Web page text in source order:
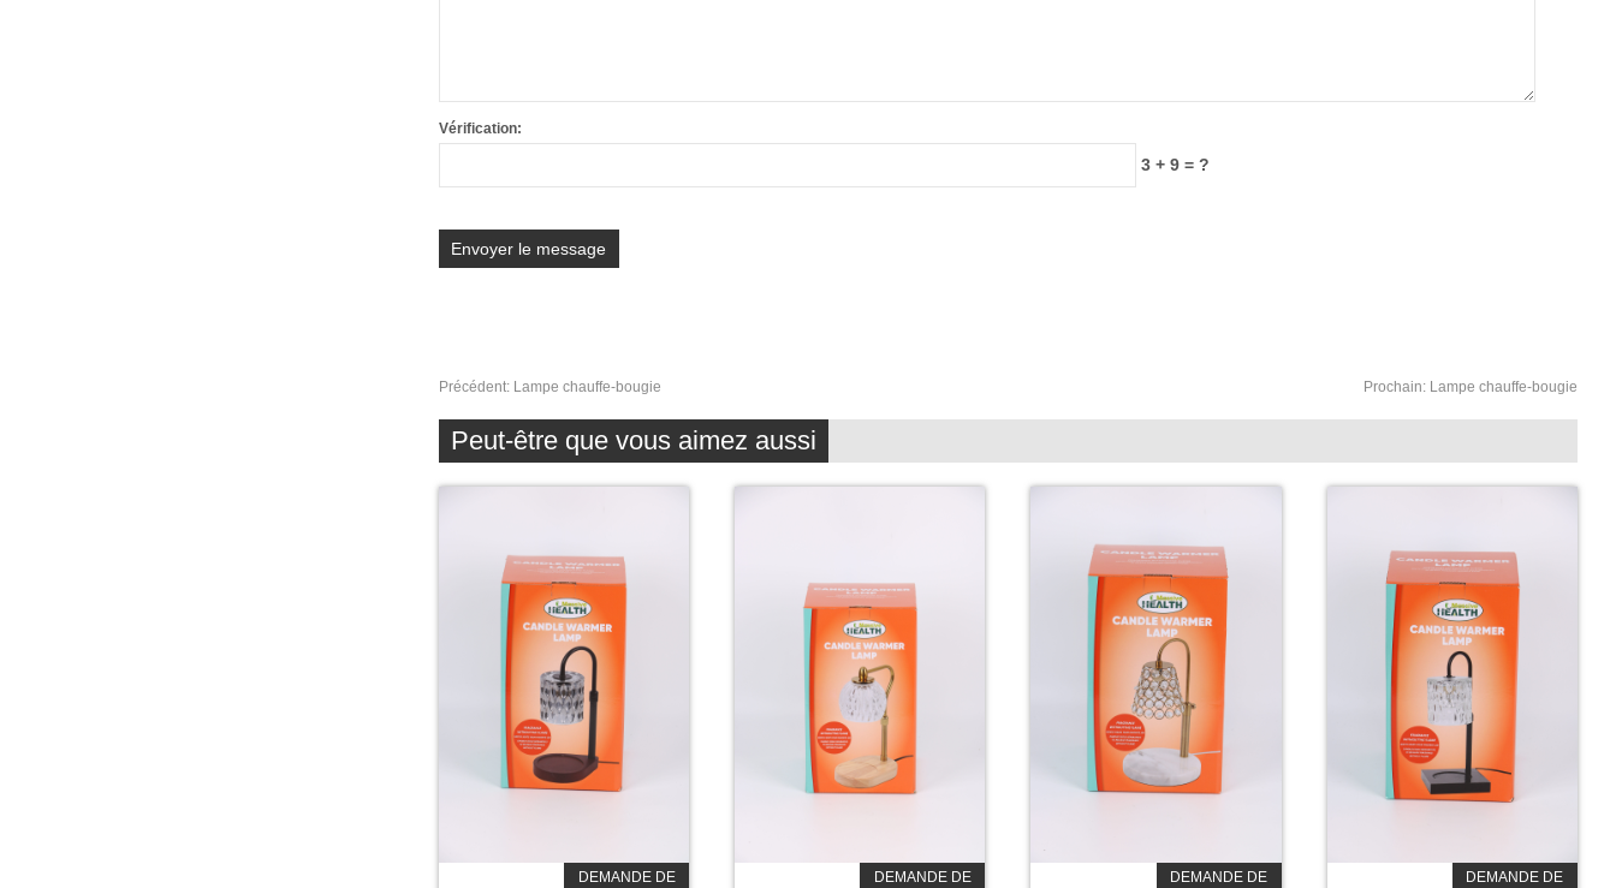
Vérification:
3 + 9 = ?
Précédent: Lampe chauffe-bougie Prochain: Lampe chauffe-bougie
Peut-être que vous aimez aussi
DEMANDE DE DEMANDE DE DEMANDE DE DEMANDE DE